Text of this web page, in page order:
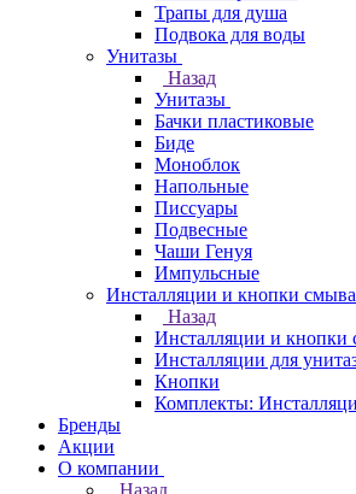
Трапы для душа
Подвока для воды
Унитазы
Назад
Унитазы
Бачки пластиковые
Биде
Моноблок
Напольные
Писсуары
Подвесные
Чаши Генуя
Импульсные
Инсталляции и кнопки смыва
Назад
Инсталляции и кнопки
Инсталляции для
Кнопки
Комплекты:
Бренды
Акции
О компании
Назад